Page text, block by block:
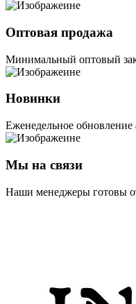
Оптовая продажа
Минимальный оптовый
Новинки
Еженедельное обновление
Мы на связи
Наши менеджеры готовы